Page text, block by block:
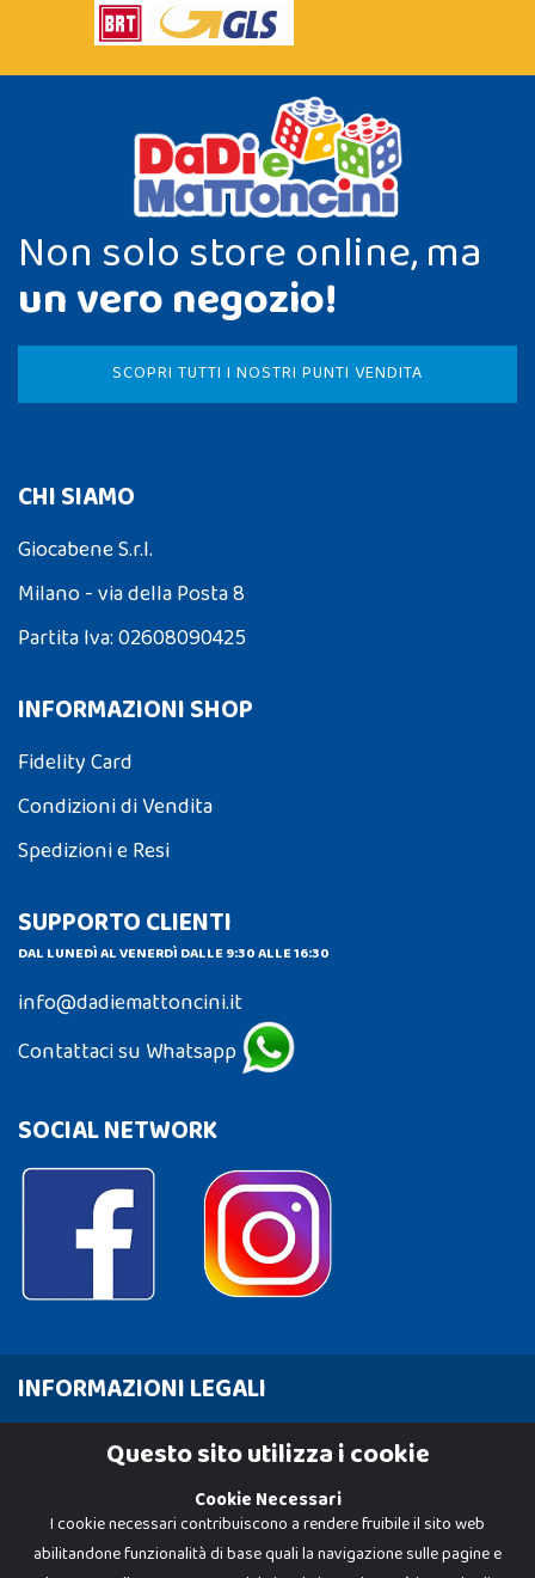
Non solo store online, ma
un vero negozio!
SCOPRI TUTTI I NOSTRI PUNTI VENDITA
CHI SIAMO
Giocabene S.r.l.
Milano - via della Posta 8
Partita Iva: 02608090425
INFORMAZIONI SHOP
Fidelity Card
Condizioni di Vendita
Spedizioni e Resi
SUPPORTO CLIENTI
DAL LUNEDÌ AL VENERDÌ DALLE 9:30 ALLE 16:30
info@dadiemattoncini.it
Contattaci su Whatsapp
SOCIAL NETWORK
INFORMAZIONI LEGALI
Cookie PolicyQuesto sito utilizza i cookie
Cookie Necessari
I cookie necessari contribuiscono a rendere fruibile il sito web
abilitandone funzionalità di base quali la navigazione sulle pagine e